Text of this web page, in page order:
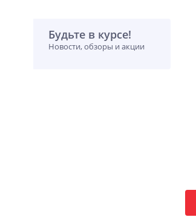
Будьте в курсе!
Новости, обзоры и акции